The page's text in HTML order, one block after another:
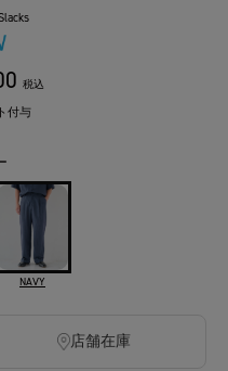
税込
付与
NAVY
店舗在庫